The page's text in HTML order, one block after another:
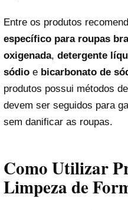
Entre os produtos
específico para roupas
oxigenada, detergente
sódio e bicarbonato de
produtos possui métodos
devem ser seguidos para
sem danificar as roupas.
Como Utilizar
Limpeza de